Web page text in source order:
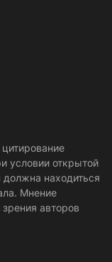
условии открытой
находиться
Мнение
авторов